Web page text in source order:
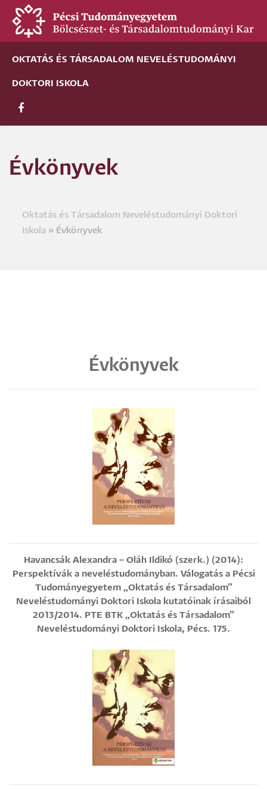
Ugrás
tartalomra
OKTATÁS ÉS TÁRSADALOM NEVELÉSTUDOMÁNYI
DOKTORI ISKOLA
Évkönyvek
Morzsa
Oktatás és Társadalom Neveléstudományi Doktori
Iskola
Évkönyvek
Évkönyvek
Havancsák Alexandra – Oláh Ildikó (szerk.) (2014):
Perspektívák a neveléstudományban. Válogatás a Pécsi
Tudományegyetem „Oktatás és Társadalom”
Neveléstudományi Doktori Iskola kutatóinak írásaiból
2013/2014. PTE BTK „Oktatás és Társadalom”
Neveléstudományi Doktori Iskola, Pécs. 175.